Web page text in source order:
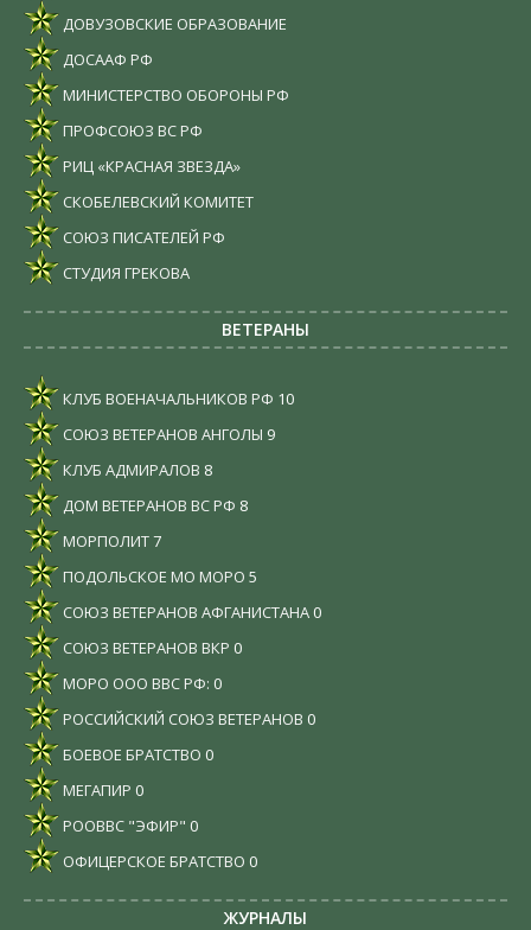
ДОВУЗОВСКИЕ ОБРАЗОВАНИЕ
ДОСААФ РФ
МИНИСТЕРСТВО ОБОРОНЫ РФ
ПРОФСОЮЗ ВС РФ
РИЦ «КРАСНАЯ ЗВЕЗДА»
СКОБЕЛЕВСКИЙ КОМИТЕТ
СОЮЗ ПИСАТЕЛЕЙ РФ
СТУДИЯ ГРЕКОВА
ВЕТЕРАНЫ
КЛУБ ВОЕНАЧАЛЬНИКОВ РФ 10
СОЮЗ ВЕТЕРАНОВ АНГОЛЫ 9
КЛУБ АДМИРАЛОВ 8
ДОМ ВЕТЕРАНОВ ВС РФ 8
МОРПОЛИТ7
ПОДОЛЬСКОЕ МО МОРО 5
СОЮЗ ВЕТЕРАНОВ АФГАНИСТАНА 0
СОЮЗ ВЕТЕРАНОВ ВКР 0
МОРО ООО ВВС РФ: 0
РОССИЙСКИЙ СОЮЗ ВЕТЕРАНОВ 0
БОЕВОЕ БРАТСТВО 0
МЕГАПИР 0
РООВВС "ЭФИР" 0
ОФИЦЕРСКОЕ БРАТСТВО 0
ЖУРНАЛЫ